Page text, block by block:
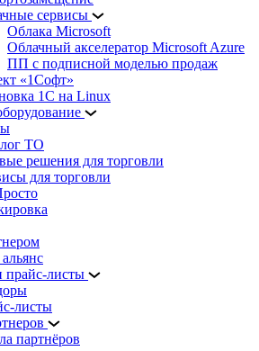
сервисы
Облака Microsoft
Облачный акселератор Microsoft Azure
ПП с подписной моделью продаж
«1Софт»
1С на Linux
ТО
решения для торговли
для торговли
листы
листы
партнёров